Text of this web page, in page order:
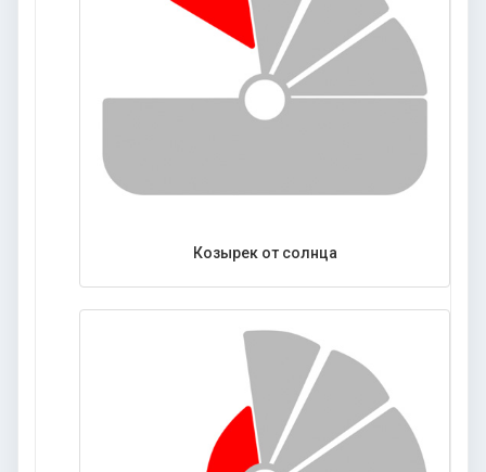
Козырек от солнца